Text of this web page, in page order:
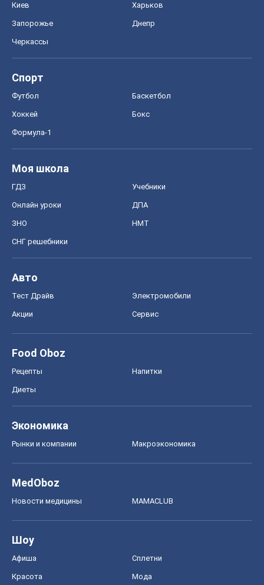
Киев Харьков
Запорожье Днепр
Черкассы
Спорт
Футбол Баскетбол
Хоккей Бокс
Формула-1
Моя школа
ГДЗ Учебники
Онлайн уроки ДПА
ЗНО НМТ
СНГ решебники
Авто
Тест Драйв Электромобили
Акции Сервис
Food Oboz
Рецепты Напитки
Диеты
Экономика
Рынки и компании Mакроэкономика
MedOboz
Новости медицины MAMACLUB
Шоу
Афиша Сплетни
Красота Мода